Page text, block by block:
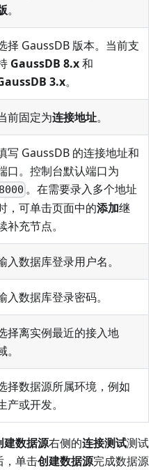
。
择 GaussDB 版本。当前支
GaussDB 8.x和
3.x。
前固定为连接地址。
写 GaussDB 的连接地址和
口。控制台默认端口为
8000 。在需要录入多个地址
，可单击页面中的添加继
补充节点。
入数据库登录用户名。
入数据库登录密码。
择离实例最近的接入地
。
择数据源所属环境，例如
产或开发。
建数据源右侧的连接测试测试
，单击创建数据源完成数据源